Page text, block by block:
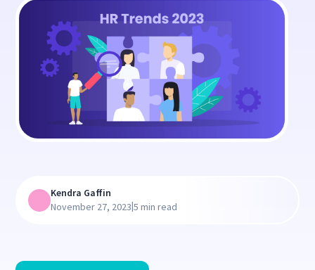
Kendra Gaffin
November 27, 2023|5 min read